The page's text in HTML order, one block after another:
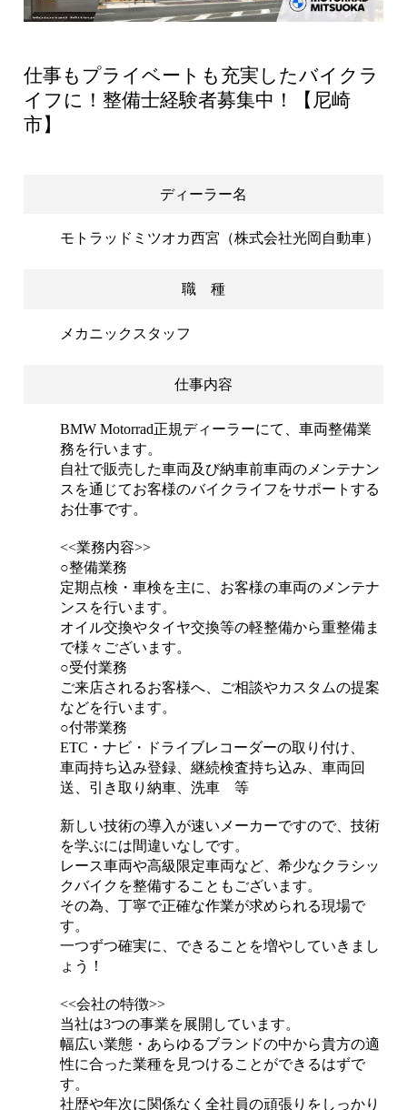
仕事もプライベートも充実したバイクラ
イフに！整備士経験者募集中！【尼崎
市】
ディーラー名
モトラッドミツオカ西宮（株式会社光岡自動車）
職 種
メカニックスタッフ
仕事内容
BMW Motorrad正規ディーラーにて、車両整備業
務を行います。
自社で販売した車両及び納車前車両のメンテナン
スを通じてお客様のバイクライフをサポートする
お仕事です。
<<業務内容>>
○整備業務
定期点検・車検を主に、お客様の車両のメンテナ
ンスを行います。
オイル交換やタイヤ交換等の軽整備から重整備ま
で様々ございます。
○受付業務
ご来店されるお客様へ、ご相談やカスタムの提案
などを行います。
○付帯業務
ETC・ナビ・ドライブレコーダーの取り付け、
車両持ち込み登録、継続検査持ち込み、車両回
送、引き取り納車、洗車 等
新しい技術の導入が速いメーカーですので、技術
を学ぶには間違いなしです。
レース車両や高級限定車両など、希少なクラシッ
クバイクを整備することもございます。
その為、丁寧で正確な作業が求められる現場で
す。
一つずつ確実に、できることを増やしていきまし
ょう！
<<会社の特徴>>
当社は3つの事業を展開しています。
幅広い業態・あらゆるブランドの中から貴方の適
性に合った業種を見つけることができるはずで
す。
社歴や年次に関係なく全社員の頑張りをしっかり